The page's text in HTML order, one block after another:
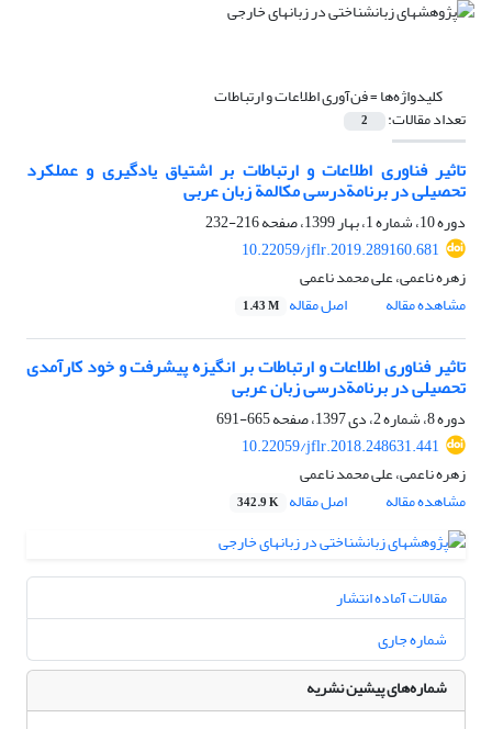
کلیدواژه‌ها =فن‌آوری اطلاعات و ارتباطات
تعداد مقالات: 2
تاثیر فناوری اطلاعات و ارتباطات بر اشتیاق یادگیری و عملکرد
تحصیلی در برنامةدرسی مکالمة زبان عربی
دوره 10، شماره 1، بهار 1399، صفحه
216-232
10.22059/jflr.2019.289160.681
زهره ناعمی، علی محمد ناعمی
مشاهده مقاله
اصل مقاله 1.43 M
تاثیر فناوری اطلاعات و ارتباطات بر انگیزه پیشرفت و خود کارآمدی
تحصیلی در برنامةدرسی زبان عربی
دوره 8، شماره 2، دی 1397، صفحه
665-691
10.22059/jflr.2018.248631.441
زهره ناعمی، علی محمد ناعمی
مشاهده مقاله
اصل مقاله 342.9 K
مقالات آماده انتشار
شماره جاری
شماره‌های پیشین نشریه